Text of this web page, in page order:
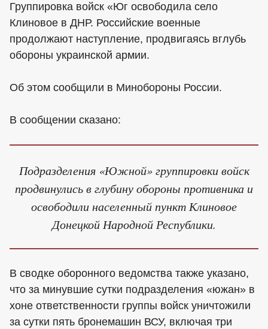
Группировка войск «Юг освободила село
Клиновое в ДНР. Российские военные
продолжают наступление, продвигаясь вглубь
обороны украинской армии.
Об этом сообщили в Минобороны России.
В сообщении сказано:
Подразделения «Южной» группировки войск
продвинулись в глубину обороны противника и
освободили населенный пункт Клиновое
Донецкой Народной Республики.
В сводке оборонного ведомства также указано,
что за минувшие сутки подразделения «южан» в
хоне ответственности группы войск уничтожили
за сутки пять бронемашин ВСУ, включая три